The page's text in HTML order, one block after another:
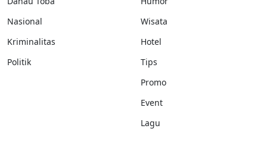
Nasional
Kriminalitas
Politik
Wisata
Hotel
Tips
Promo
Event
Lagu